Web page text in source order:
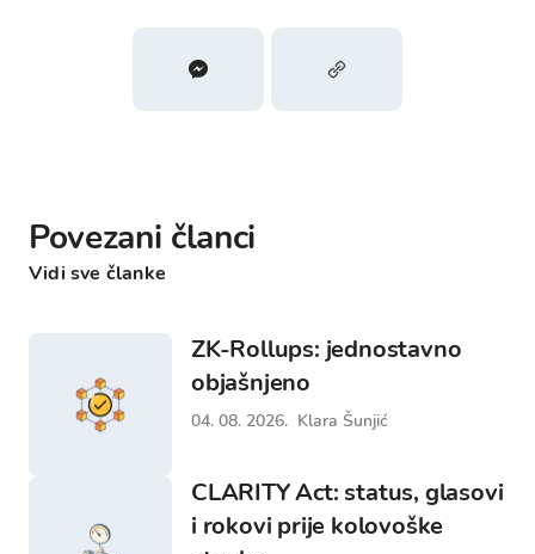
Povezani članci
Vidi sve članke
ZK-Rollups: jednostavno
objašnjeno
04. 08. 2026. Klara Šunjić
CLARITY Act: status, glasovi
i rokovi prije kolovoške